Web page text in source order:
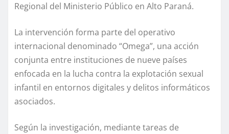
Regional del Ministerio Público en Alto Paraná.
La intervención forma parte del operativo
internacional denominado “Omega”, una acción
conjunta entre instituciones de nueve países
enfocada en la lucha contra la explotación sexual
infantil en entornos digitales y delitos informáticos
asociados.
Según la investigación, mediante tareas de